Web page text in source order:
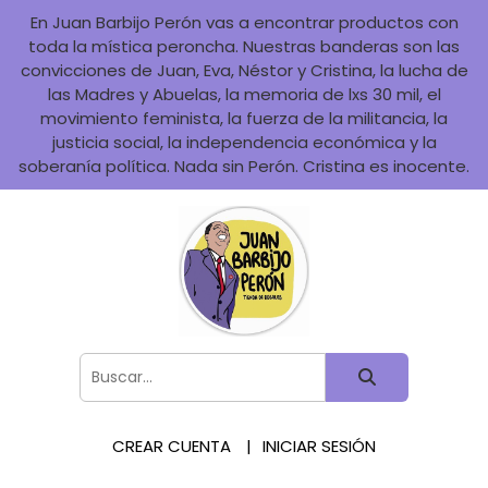
En Juan Barbijo Perón vas a encontrar productos con
toda la mística peroncha. Nuestras banderas son las
convicciones de Juan, Eva, Néstor y Cristina, la lucha de
las Madres y Abuelas, la memoria de lxs 30 mil, el
movimiento feminista, la fuerza de la militancia, la
justicia social, la independencia económica y la
soberanía política. Nada sin Perón. Cristina es inocente.
CREAR CUENTA INICIAR SESIÓN